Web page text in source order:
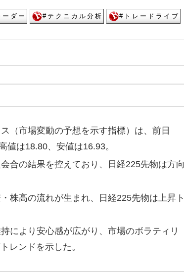
（市場変動の予想を示す指標）は、前日
値は18.80、安値は16.93。
合の結果を控えており、日経225先物は方向
株高の流れが生まれ、日経225先物は上昇ト
により安心感が広がり、市場のボラティリ
レンドを示した。